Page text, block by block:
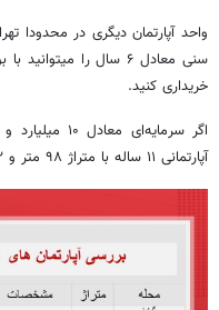
خریداری کنید.
آپارتمانی ۱۱ ساله با متراژ ۹۸ متر و ۲ اتاق خواب را در محله فاطمی خریداری کنید.